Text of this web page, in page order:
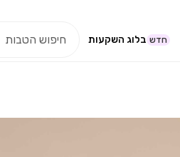
בלוג השקעות חדש